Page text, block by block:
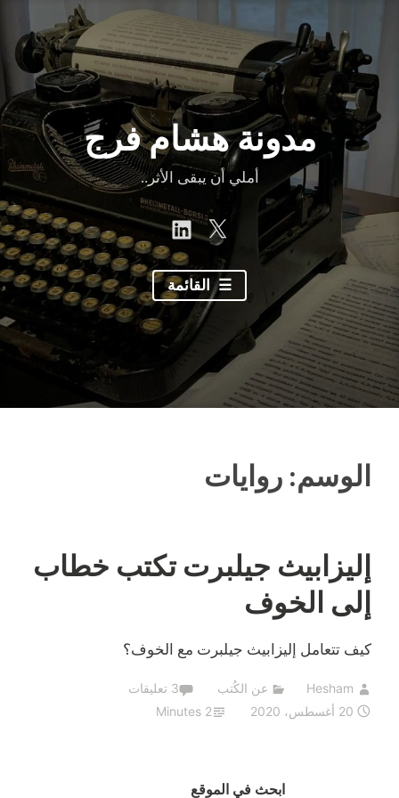
المحتوى
مدونة هشام فرج
أملي أن يبقى الأثر..
Twitter
linkedin
القائمة
الوسم:روايات
إليزابيث جيلبرت تكتب خطاب
إلى الخوف
كيف تتعامل إليزابيث جيلبرت مع الخوف؟
Hesham عن الكُتب
3 تعليقات
20 أغسطس، 2020
2 Minutes
ابحث في الموقع